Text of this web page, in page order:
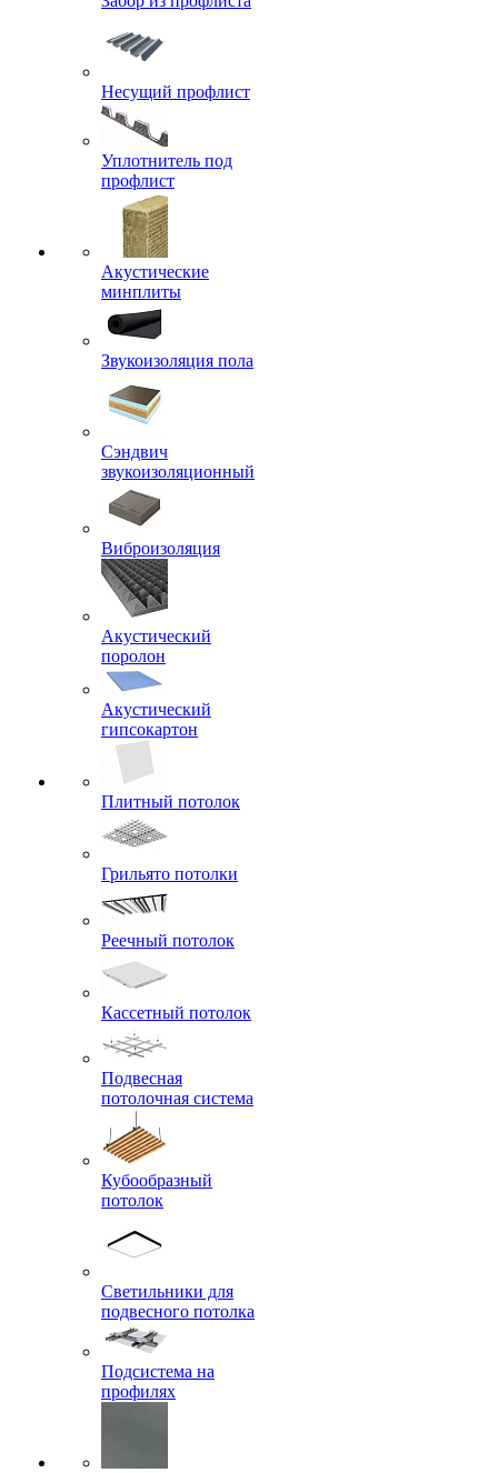
Несущий профлист
Уплотнитель под
профлист
Акустические
минплиты
Звукоизоляция пола
Сэндвич
звукоизоляционный
Виброизоляция
Акустический
поролон
Акустический
гипсокартон
Плитный потолок
Грильято потолки
Реечный потолок
Кассетный потолок
Подвесная
потолочная система
Кубообразный
потолок
Светильники для
подвесного потолка
Подсистема на
профилях